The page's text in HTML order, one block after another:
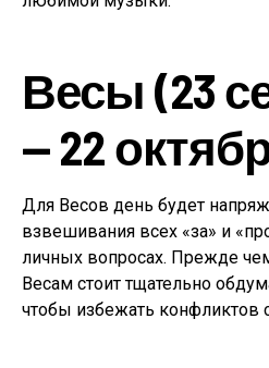
Весы (23
— 22
Для Весов день будет
взвешивания всех «за» и
личных вопросах. Прежде
Весам стоит тщательно
чтобы избежать